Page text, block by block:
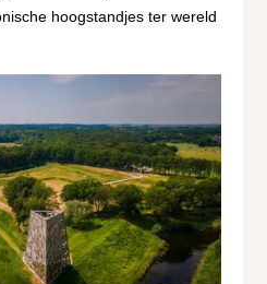
hoogstandjes ter wereld